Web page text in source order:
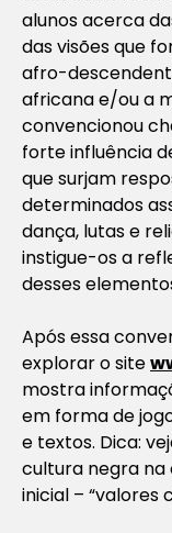
alunos acerca
das visões que
afro-
africana e/ou a
convencionou
forte influência
que surjam
determinados
dança, lutas e
instigue-os a
desses
Após essa
explorar o site
mostra
em forma de
e textos. Dica:
cultura negra na
inicial – “valores